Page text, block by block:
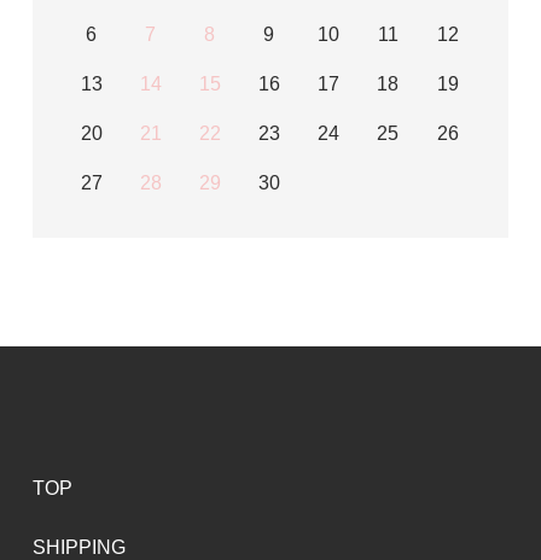
6 7 8 9 10 11 12
13 14 15 16 17 18 19
20 21 22 23 24 25 26
27 28 29 30
TOP
SHIPPING